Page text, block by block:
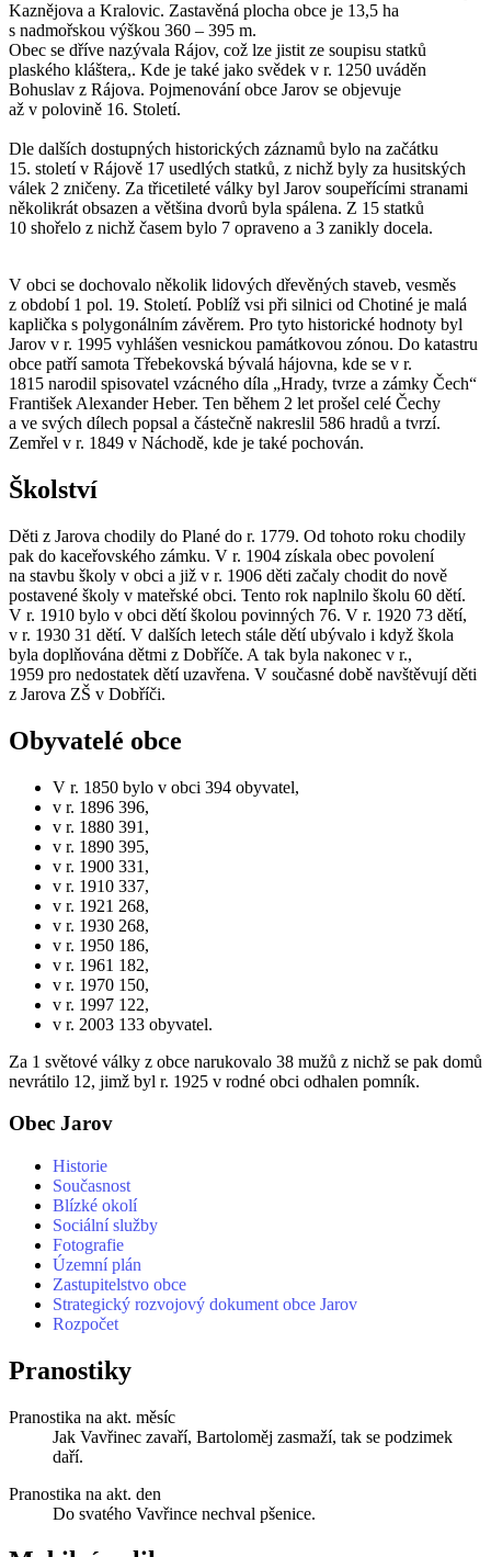
Kaznějova a Kralovic. Zastavěná plocha obce je 13,5 ha
s nadmořskou výškou 360 – 395 m.
Obec se dříve nazývala Rájov, což lze jistit ze soupisu statků
plaského kláštera,. Kde je také jako svědek v r. 1250 uváděn
Bohuslav z Rájova. Pojmenování obce Jarov se objevuje
až v polovině 16. Století.
Dle dalších dostupných historických záznamů bylo na začátku
15. století v Rájově 17 usedlých statků, z nichž byly za husitských
válek 2 zničeny. Za třicetileté války byl Jarov soupeřícími stranami
několikrát obsazen a většina dvorů byla spálena. Z 15 statků
10 shořelo z nichž časem bylo 7 opraveno a 3 zanikly docela.
V obci se dochovalo několik lidových dřevěných staveb, vesměs
z období 1 pol. 19. Století. Poblíž vsi při silnici od Chotiné je malá
kaplička s polygonálním závěrem. Pro tyto historické hodnoty byl
Jarov v r. 1995 vyhlášen vesnickou památkovou zónou. Do katastru
obce patří samota Třebekovská bývalá hájovna, kde se v r.
1815 narodil spisovatel vzácného díla „Hrady, tvrze a zámky Čech“
František Alexander Heber. Ten během 2 let prošel celé Čechy
a ve svých dílech popsal a částečně nakreslil 586 hradů a tvrzí.
Zemřel v r. 1849 v Náchodě, kde je také pochován.
Školství
Děti z Jarova chodily do Plané do r. 1779. Od tohoto roku chodily
pak do kaceřovského zámku. V r. 1904 získala obec povolení
na stavbu školy v obci a již v r. 1906 děti začaly chodit do nově
postavené školy v mateřské obci. Tento rok naplnilo školu 60 dětí.
V r. 1910 bylo v obci dětí školou povinných 76. V r. 1920 73 dětí,
v r. 1930 31 dětí. V dalších letech stále dětí ubývalo i když škola
byla doplňována dětmi z Dobříče. A tak byla nakonec v r.,
1959 pro nedostatek dětí uzavřena. V současné době navštěvují děti
z Jarova ZŠ v Dobříči.
Obyvatelé obce
V r. 1850 bylo v obci 394 obyvatel,
v r. 1896 396,
v r. 1880 391,
v r. 1890 395,
v r. 1900 331,
v r. 1910 337,
v r. 1921 268,
v r. 1930 268,
v r. 1950 186,
v r. 1961 182,
v r. 1970 150,
v r. 1997 122,
v r. 2003 133 obyvatel.
Za 1 světové války z obce narukovalo 38 mužů z nichž se pak domů
nevrátilo 12, jimž byl r. 1925 v rodné obci odhalen pomník.
Obec Jarov
Historie
Současnost
Blízké okolí
Sociální služby
Fotografie
Územní plán
Zastupitelstvo obce
Strategický rozvojový dokument obce Jarov
Rozpočet
Pranostiky
Pranostika na akt. měsíc
Jak Vavřinec zavaří, Bartoloměj zasmaží, tak se podzimek
daří.
Pranostika na akt. den
Do svatého Vavřince nechval pšenice.